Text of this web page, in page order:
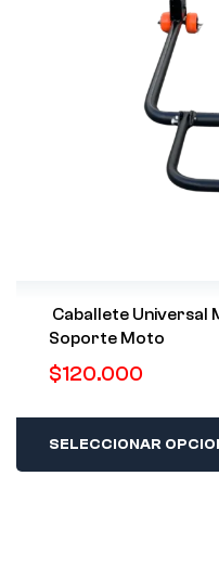
Caballete Universal
Soporte Moto
$120.000
SELECCIONAR